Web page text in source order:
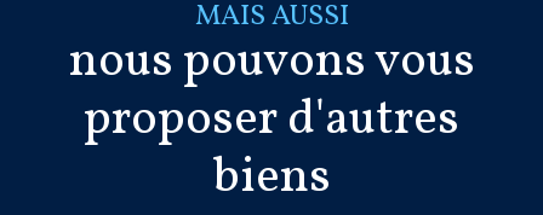
MAIS AUSSI
nous pouvons vous
proposer d'autres
biens